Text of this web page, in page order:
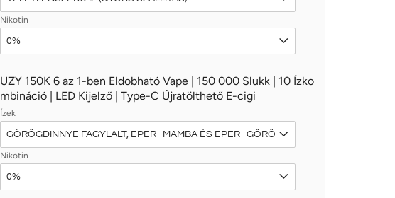
Nikotin
UZY 150K 6 az 1-ben Eldobható Vape | 150 000 Slukk | 10 Ízko
mbináció | LED Kijelző | Type-C Újratölthető E-cigi
Ízek
Nikotin